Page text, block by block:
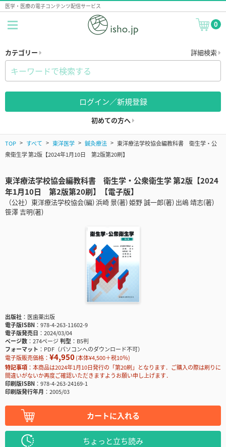
医学・医療の電子コンテンツ配信サービス
0
カテゴリー 詳細検索
ログイン／新規登録
初めての方へ
TOP すべて 東洋医学 鍼灸療法
東洋療法学校協会編教科書 衛生学・公
衆衛生学 第2版【2024年1月10日 第2版第20刷】
東洋療法学校協会編教科書 衛生学・公衆衛生学 第2版【2024
年1月10日 第2版第20刷】【電子版】
（公社）東洋療法学校協会(編) 浜崎 景(著) 姫野 誠一郎(著) 出嶋 靖志(著)
笹澤 吉明(著)
出版社
医歯薬出版
電子版ISBN
978-4-263-11602-9
電子版発売日
2024/03/04
ページ数
274ページ判型
B5判
フォーマット
PDF（パソコンへのダウンロード不可）
電子版販売価格： ¥4,950(本体¥4,500＋税10％)
特記事項
本商品は2024年1月10日発行の「第20刷」となります．ご購入の際は刷りに
間違いがないか再度ご確認いただきますようお願い申し上げます．
印刷版ISBN
978-4-263-24169-1
印刷版発行年月
2005/03
カートに入れる
ちょっと立ち読み